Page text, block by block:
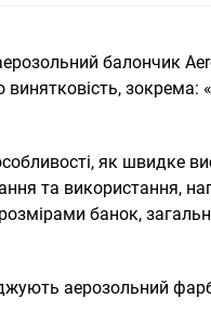
балончик
зокрема:
як швидке
та використання,
банок,
аерозольний